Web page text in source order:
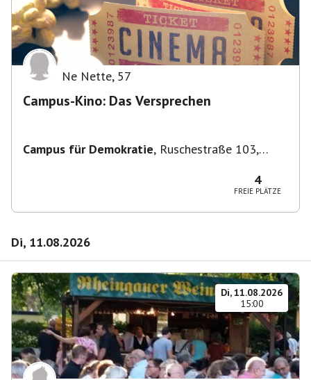
Ne Nette, 57
Campus-Kino: Das Versprechen
Campus für Demokratie, Ruschestraße 103,
4
FREIE PLÄTZE
Di, 11.08.2026
Di, 11.08.2026
15:00